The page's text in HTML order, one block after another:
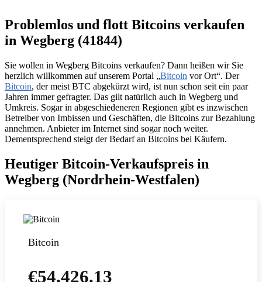
Problemlos und flott Bitcoins verkaufen
in Wegberg (41844)
Sie wollen in Wegberg Bitcoins verkaufen? Dann heißen wir Sie
herzlich willkommen auf unserem Portal „Bitcoin vor Ort“. Der
Bitcoin, der meist BTC abgekürzt wird, ist nun schon seit ein paar
Jahren immer gefragter. Das gilt natürlich auch in Wegberg und
Umkreis. Sogar in abgeschiedeneren Regionen gibt es inzwischen
Betreiber von Imbissen und Geschäften, die Bitcoins zur Bezahlung
annehmen. Anbieter im Internet sind sogar noch weiter.
Dementsprechend steigt der Bedarf an Bitcoins bei Käufern.
Heutiger Bitcoin-Verkaufspreis in
Wegberg (Nordrhein-Westfalen)
Bitcoin
€54,426.13